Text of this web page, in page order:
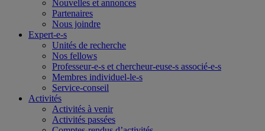
Nouvelles et annonces
Partenaires
Nous joindre
Expert-e-s
Unités de recherche
Nos fellows
Professeur-e-s et chercheur-euse-s associé-e-s
Membres individuel-le-s
Service-conseil
Activités
Activités à venir
Activités passées